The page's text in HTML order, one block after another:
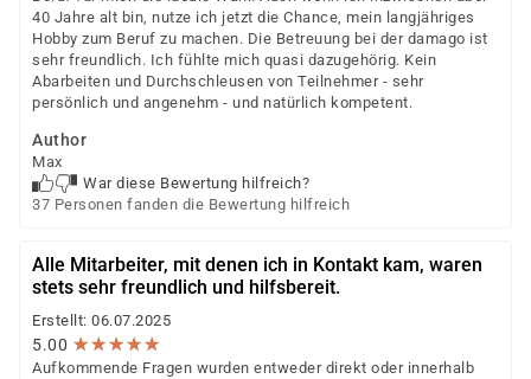
40 Jahre alt bin, nutze ich jetzt die Chance, mein langjähriges
Hobby zum Beruf zu machen. Die Betreuung bei der damago ist
sehr freundlich. Ich fühlte mich quasi dazugehörig. Kein
Abarbeiten und Durchschleusen von Teilnehmer - sehr
persönlich und angenehm - und natürlich kompetent.
Author
Max
War diese Bewertung hilfreich?
37 Personen fanden die Bewertung hilfreich
Alle Mitarbeiter, mit denen ich in Kontakt kam, waren
stets sehr freundlich und hilfsbereit.
Erstellt: 06.07.2025
5.00 ★★★★★
★★★★★
Aufkommende Fragen wurden entweder direkt oder innerhalb